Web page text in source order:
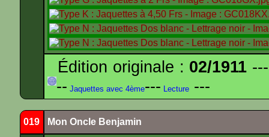
Édition originale : 02/1911
-- Jaquettes avec 4ème--- Lecture ---
019 Mon Oncle Benjamin